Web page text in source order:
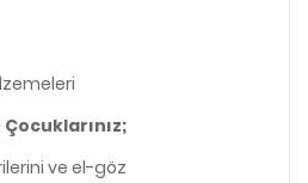
ve el-göz